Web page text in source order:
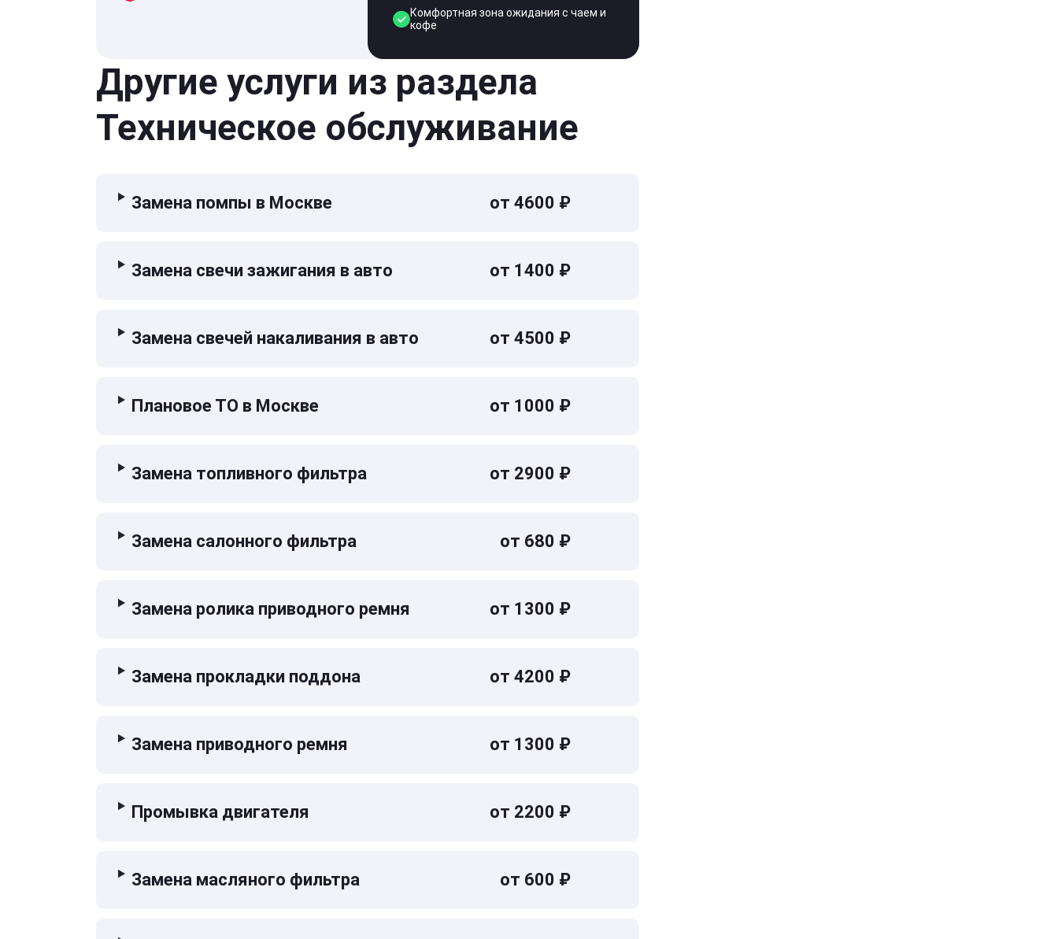
Комфортная зона ожидания с чаем и
кофе
Другие услуги из раздела
Техническое обслуживание
Замена помпы в Москве от 4600 ₽
Замена свечи зажигания в авто от 1400 ₽
Замена свечей накаливания в авто от 4500 ₽
Плановое ТО в Москве от 1000 ₽
Замена топливного фильтра от 2900 ₽
Замена салонного фильтра от 680 ₽
Замена ролика приводного ремня от 1300 ₽
Замена прокладки поддона от 4200 ₽
Замена приводного ремня от 1300 ₽
Промывка двигателя от 2200 ₽
Замена масляного фильтра от 600 ₽